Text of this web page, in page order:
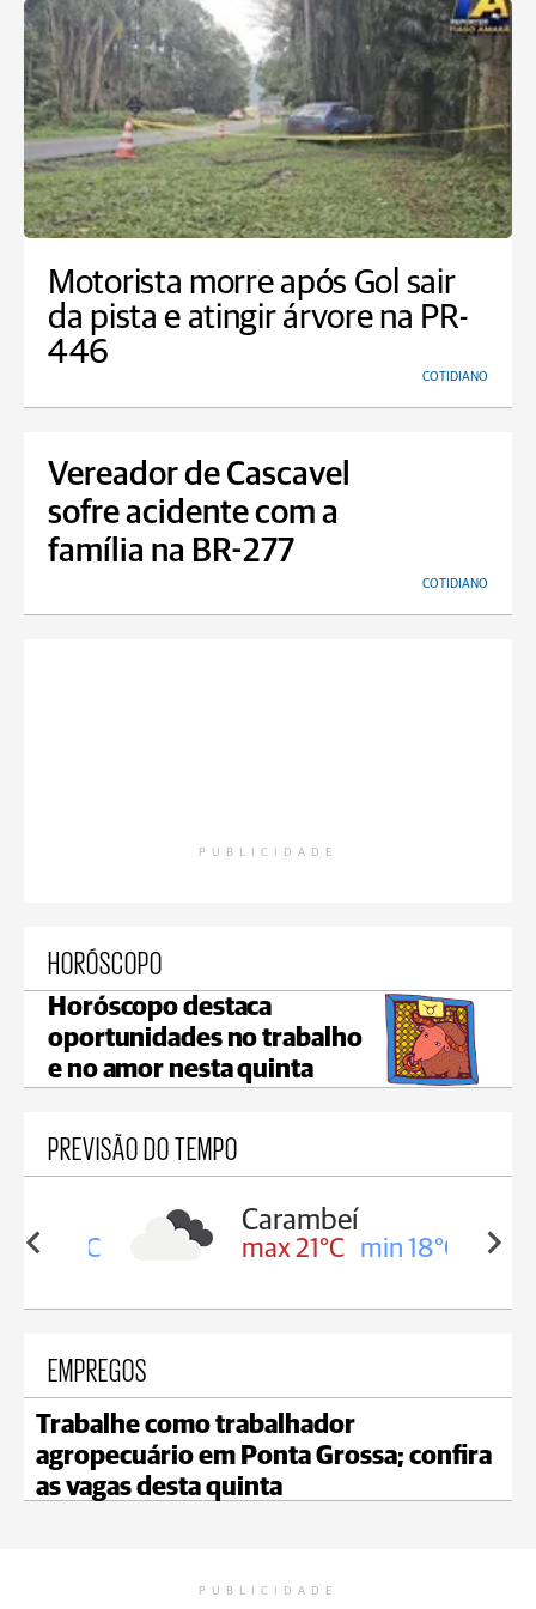
Motorista morre após Gol sair
da pista e atingir árvore na PR-
446
COTIDIANO
Vereador de Cascavel
sofre acidente com a
família na BR-277
COTIDIANO
PUBLICIDADE
HORÓSCOPO
Horóscopo destaca
oportunidades no trabalho
e no amor nesta quinta
PREVISÃO DO TEMPO
19°C
Carambeí
max 21°C min 18°C
EMPREGOS
Trabalhe como trabalhador
agropecuário em Ponta Grossa; confira
as vagas desta quinta
PUBLICIDADE